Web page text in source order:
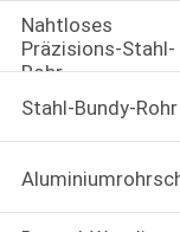
Nahtloses
Präzisions-Stahl-
Rohr
Stahl-Bundy-Rohr